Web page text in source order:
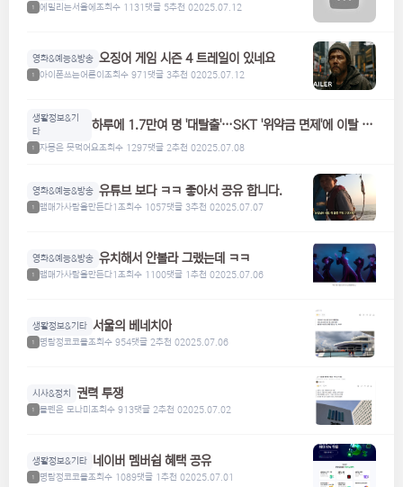
1 에밀리는서울에 조회수 1131댓글 5추천 02025.07.12
영화&예능&방송 오징어 게임 시즌 4 트레일이 있네요
1 아이폰쓰는어른이 조회수 971댓글 3추천 02025.07.12
생활정보&기
타
하루에 1.7만여 명 '대탈출'…SKT '위약금 면제'에 이탈 급
1 자몽은 못먹어요조회수 1297댓글 2추천 02025.07.08
영화&예능&방송 유튜브 보다 ㅋㅋ 좋아서 공유 합니다.
1 맴매가사람을만든다1조회수 1057댓글 3추천 02025.07.07
영화&예능&방송 유치해서 안볼라 그랬는데 ㅋㅋ
1 맴매가사람을만든다1조회수 1100댓글 1추천 02025.07.06
생활정보&기타 서울의 베네치아
1 명탐정코코볼조회수 954댓글 2추천 02025.07.06
시사&정치 권력 투쟁
1 볼펜은 모나미 조회수 913댓글 2추천 02025.07.02
생활정보&기타 네이버 멤버쉽 혜택 공유
1 명탐정코코볼조회수 1089댓글 1추천 02025.07.01